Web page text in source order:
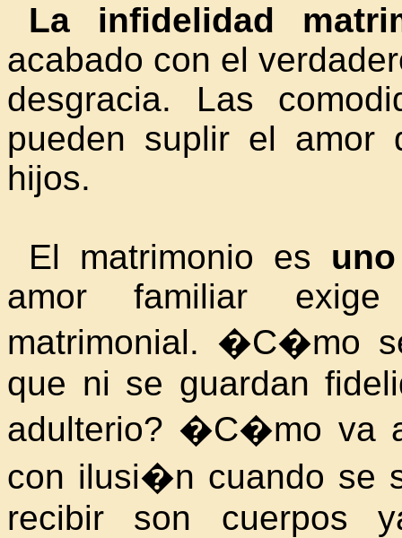
La infidelidad
acabado con el
desgracia. Las
pueden suplir el amor
hijos.
El matrimonio es
amor familiar
matrimonial. �C�mo
que ni se guardan
adulterio? �C�mo va
con ilusi�n cuando se
recibir son cuerpos